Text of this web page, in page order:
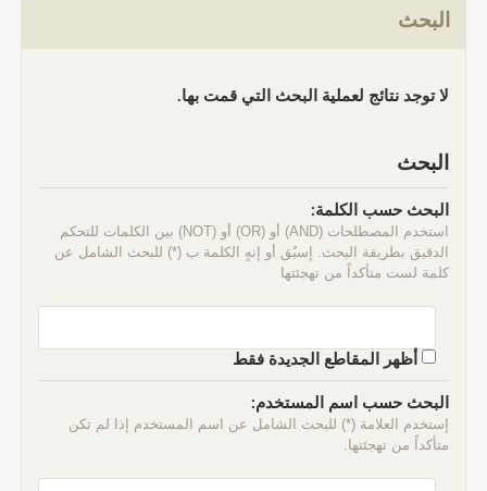
البحث
لا توجد نتائج لعملية البحث التي قمت بها.
البحث
البحث حسب الكلمة:
استخدم المصطلحات (AND) أو (OR) أو (NOT) بين الكلمات للتحكم
الدقيق بطريقة البحث. إسبُق أو إنهٍ الكلمة ب (*) للبحث الشامل عن
كلمة لست متأكداً من تهجئتها
أظهر المقاطع الجديدة فقط
البحث حسب اسم المستخدم:
إستخدم العلامة (*) للبحث الشامل عن اسم المستخدم إذا لم تكن
متأكداً من تهجئتها.